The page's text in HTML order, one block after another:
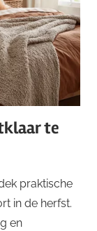
te
praktische
in de herfst.
en